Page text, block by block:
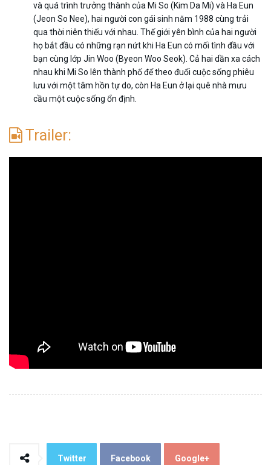
và quá trình trưởng thành của Mi So (Kim Da Mi) và Ha Eun
(Jeon So Nee), hai người con gái sinh năm 1988 cùng trải
qua thời niên thiếu với nhau. Thế giới yên bình của hai người
họ bắt đầu có những rạn nứt khi Ha Eun có mối tình đầu với
bạn cùng lớp Jin Woo (Byeon Woo Seok). Cả hai dần xa cách
nhau khi Mi So lên thành phố để theo đuổi cuộc sống phiêu
lưu với một tâm hồn tự do, còn Ha Eun ở lại quê nhà mưu
cầu một cuộc sống ổn định.
Trailer:
Twitter Facebook Google+